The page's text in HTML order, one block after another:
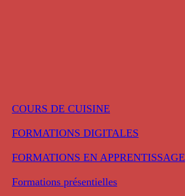
COURS DE CUISINE
FORMATIONS DIGITALES
FORMATIONS EN APPRENTISSAGE
Formations présentielles